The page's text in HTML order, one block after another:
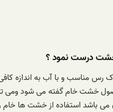
درست نمود ؟
مناسب و با آب به اندازه
خشت خام گفته می شود ومی